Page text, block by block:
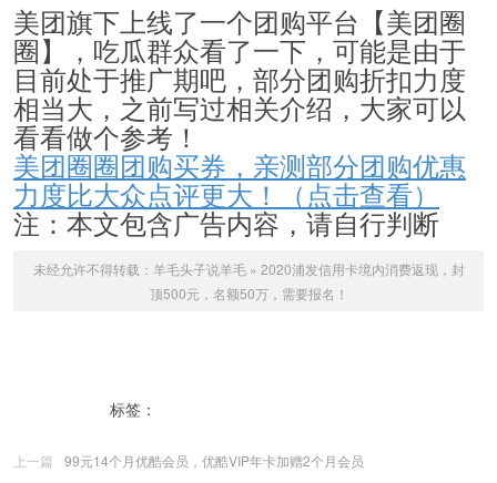
美团旗下上线了一个团购平台【美团圈
圈】，吃瓜群众看了一下，可能是由于
目前处于推广期吧，部分团购折扣力度
相当大，之前写过相关介绍，大家可以
看看做个参考！
美团圈圈团购买券，亲测部分团购优惠
力度比大众点评更大！（点击查看）
注：本文包含广告内容，请自行判断
未经允许不得转载： 羊毛头子说羊毛» 2020浦发信用卡境内消费返现，封
顶500元，名额50万，需要报名！
标签：
上一篇
99元14个月优酷会员​，优酷VIP年卡加赠2个月会员